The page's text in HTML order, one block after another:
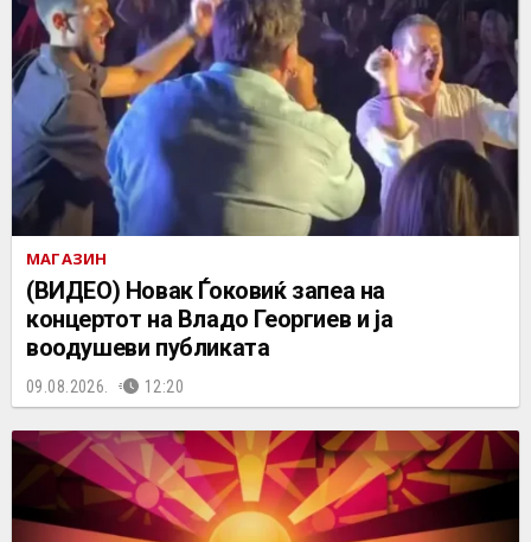
МАГАЗИН
(ВИДЕО) Новак Ѓоковиќ запеа на
концертот на Владo Георгиев и ја
воодушеви публиката
09.08.2026. 12:20